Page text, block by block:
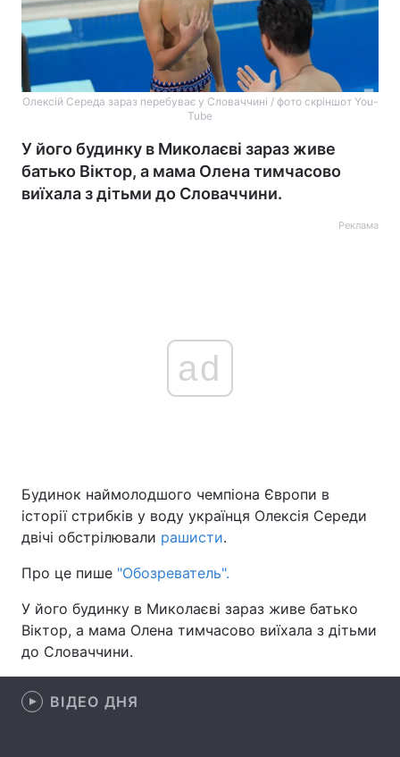
Україна Політика
Техно і зв'язок Лайт
Зброя Інциденти
Здоров'я
Олексій Середа зараз перебуває у Словаччині / фото скріншот You-
Tube
У його будинку в Миколаєві зараз живе
батько Віктор, а мама Олена тимчасово
виїхала з дітьми до Словаччини.
Реклама
ad
Будинок наймолодшого чемпіона Європи в
історії стрибків у воду українця Олексія Середи
двічі обстрілювали рашисти.
Про це пише "Обозреватель".
У його будинку в Миколаєві зараз живе батько
Віктор, а мама Олена тимчасово виїхала з дітьми
до Словаччини.
ВІДЕО ДНЯ